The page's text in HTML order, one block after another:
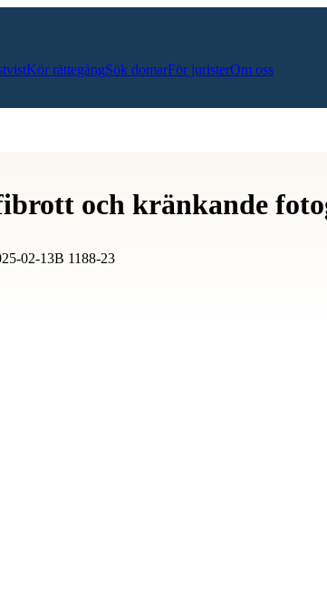
Kör rättegångSök domarFör juristerOm oss
och kränkande
02-13B 1188-23